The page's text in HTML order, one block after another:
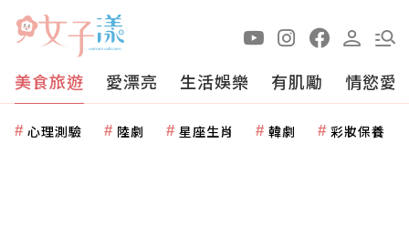
美食旅遊 愛漂亮 生活娛樂 有肌勵 情慾愛
心理測驗 陸劇 星座生肖 韓劇 彩妝保養